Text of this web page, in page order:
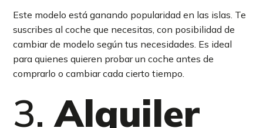
Este modelo está ganando popularidad en las islas. Te
suscribes al coche que necesitas, con posibilidad de
cambiar de modelo según tus necesidades. Es ideal
para quienes quieren probar un coche antes de
comprarlo o cambiar cada cierto tiempo.
3.Alquiler